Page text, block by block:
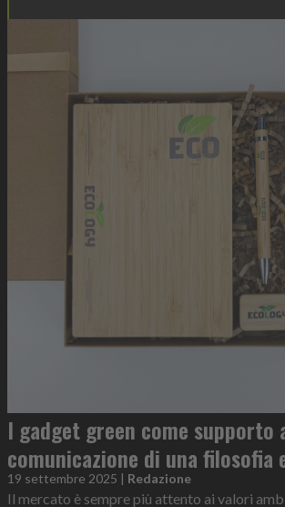
I gadget green come supporto
comunicazione di una filosofia
19 settembre 2025 | Redazione
Il mercato è sempre più attento ai valori